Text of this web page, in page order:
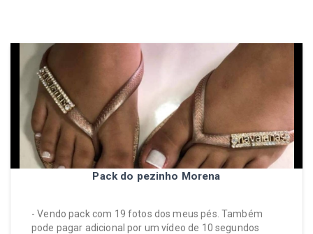
Pack do pezinho Morena
- Vendo pack com 19 fotos dos meus pés. Também
pode pagar adicional por um vídeo de 10 segundos